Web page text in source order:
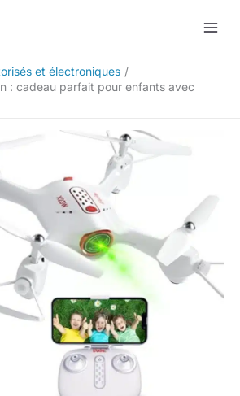
et électroniques
: cadeau parfait pour enfants avec